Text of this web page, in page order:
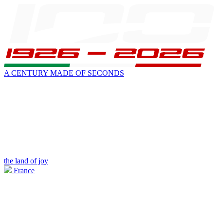
A CENTURY MADE OF SECONDS
the land of joy
France